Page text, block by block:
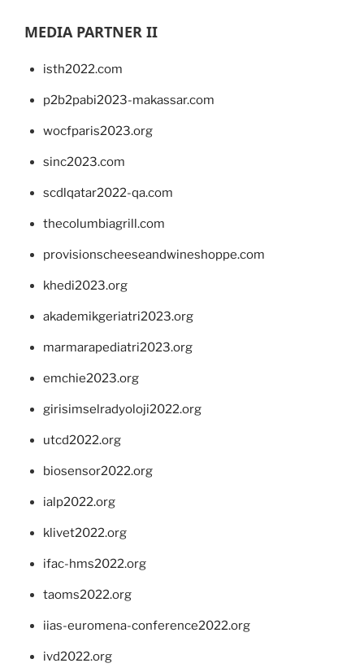
MEDIA PARTNER II
isth2022.com
p2b2pabi2023-makassar.com
wocfparis2023.org
sinc2023.com
scdlqatar2022-qa.com
thecolumbiagrill.com
provisionscheeseandwineshoppe.com
khedi2023.org
akademikgeriatri2023.org
marmarapediatri2023.org
emchie2023.org
girisimselradyoloji2022.org
utcd2022.org
biosensor2022.org
ialp2022.org
klivet2022.org
ifac-hms2022.org
taoms2022.org
iias-euromena-conference2022.org
ivd2022.org